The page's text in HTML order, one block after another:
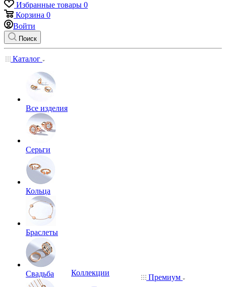
Избранные товары 0
Корзина 0
Войти
Поиск
Каталог
Все изделия
Серьги
Кольца
Браслеты
Свадьба
Коллекции
Премиум